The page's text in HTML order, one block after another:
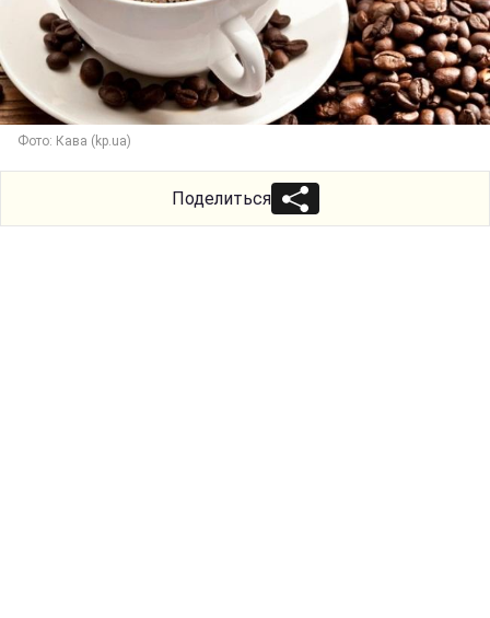
Фото: Кава (kp.ua)
Поделиться